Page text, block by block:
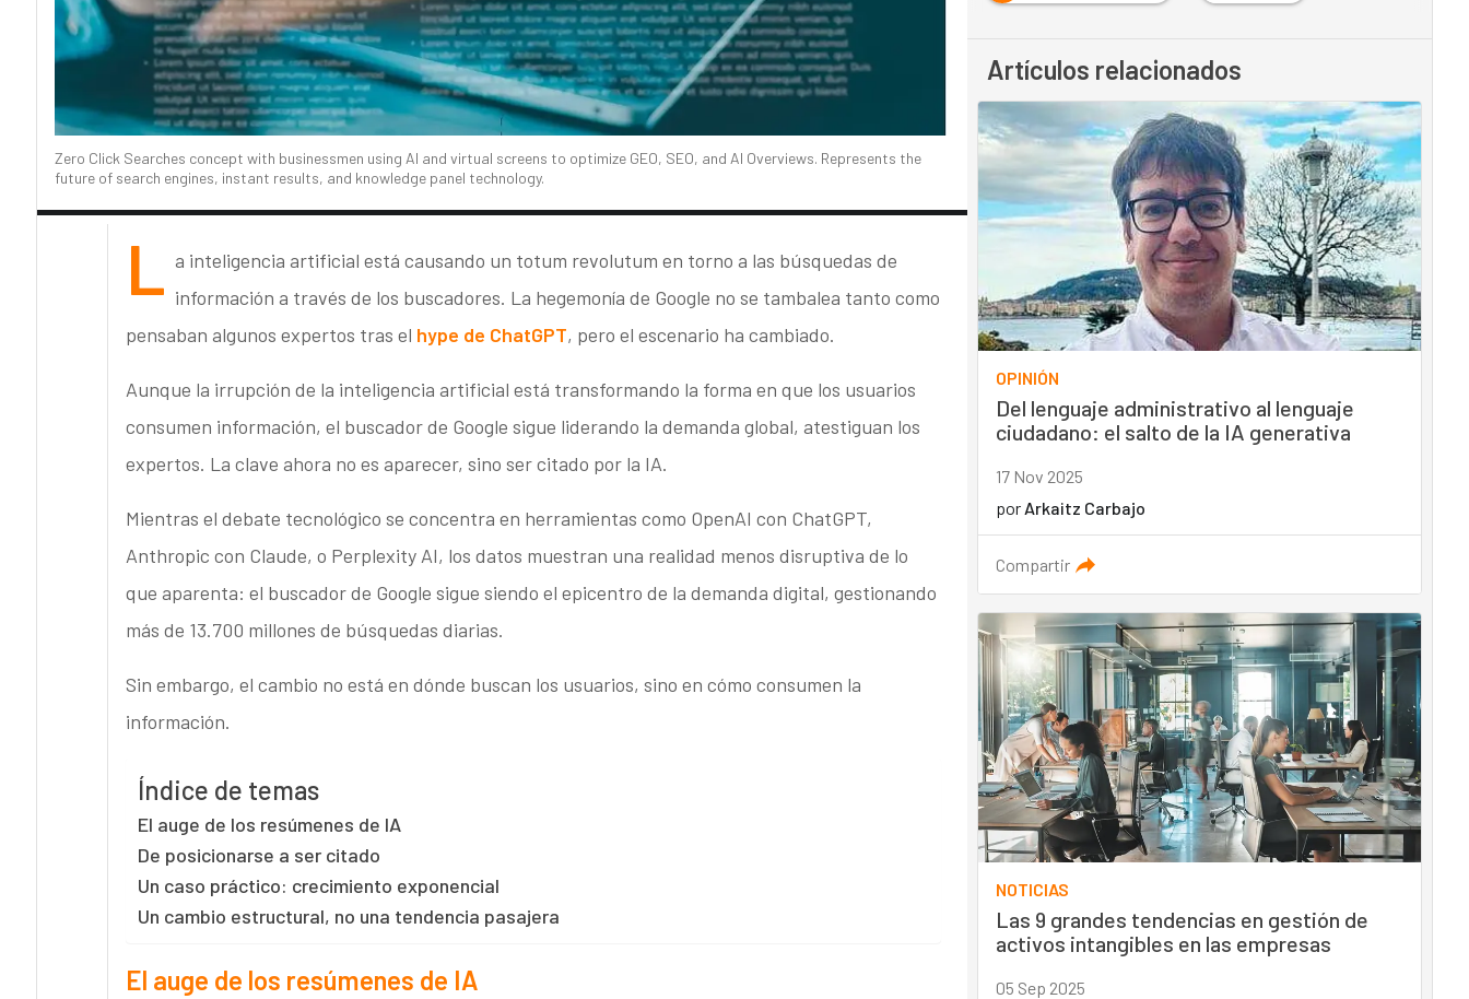
Zero Click Searches concept with businessmen using AI and virtual screens to optimize GEO, SEO, and AI Overviews. Represents the
future of search engines, instant results, and knowledge panel technology.
L a inteligencia artificial está causando un totum revolutum en torno a las búsquedas de
información a través de los buscadores. La hegemonía de Google no se tambalea tanto como
pensaban algunos expertos tras el hype de ChatGPT, pero el escenario ha cambiado.
Aunque la irrupción de la inteligencia artificial está transformando la forma en que los usuarios
consumen información, el buscador de Google sigue liderando la demanda global, atestiguan los
expertos. La clave ahora no es aparecer, sino ser citado por la IA.
Mientras el debate tecnológico se concentra en herramientas como OpenAI con ChatGPT,
Anthropic con Claude, o Perplexity AI, los datos muestran una realidad menos disruptiva de lo
que aparenta: el buscador de Google sigue siendo el epicentro de la demanda digital, gestionando
más de 13.700 millones de búsquedas diarias.
Sin embargo, el cambio no está en dónde buscan los usuarios, sino en cómo consumen la
información.
Índice de temas
El auge de los resúmenes de IA
De posicionarse a ser citado
Un caso práctico: crecimiento exponencial
Un cambio estructural, no una tendencia pasajera
El auge de los resúmenes de IA
Artículos relacionados
OPINIÓN
Del lenguaje administrativo al lenguaje
ciudadano: el salto de la IA generativa
17 Nov 2025
por Arkaitz Carbajo
Compartir
NOTICIAS
Las 9 grandes tendencias en gestión de
activos intangibles en las empresas
05 Sep 2025